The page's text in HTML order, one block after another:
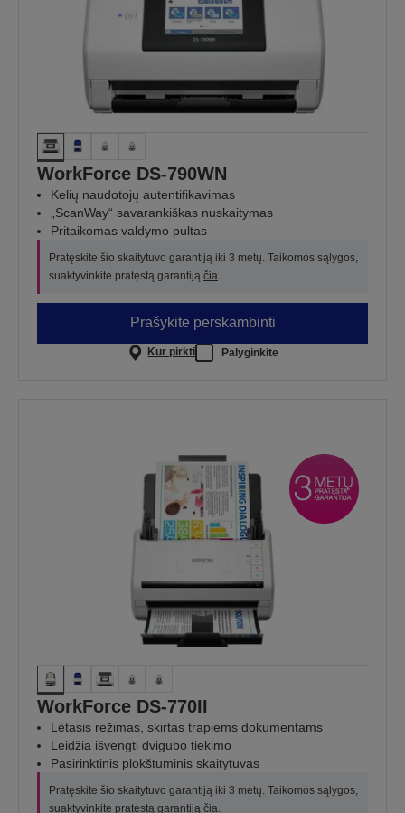
WorkForce DS-790WN
Kelių naudotojų autentifikavimas
„ScanWay“ savarankiškas nuskaitymas
Pritaikomas valdymo pultas
Pratęskite šio skaitytuvo garantiją iki 3 metų. Taikomos sąlygos,
suaktyvinkite pratęstą garantiją čia.
Prašykite perskambinti
Kur pirkti Palyginkite
WorkForce DS-770II
Lėtasis režimas, skirtas trapiems dokumentams
Leidžia išvengti dvigubo tiekimo
Pasirinktinis plokštuminis skaitytuvas
Pratęskite šio skaitytuvo garantiją iki 3 metų. Taikomos sąlygos,
suaktyvinkite pratęstą garantiją čia.